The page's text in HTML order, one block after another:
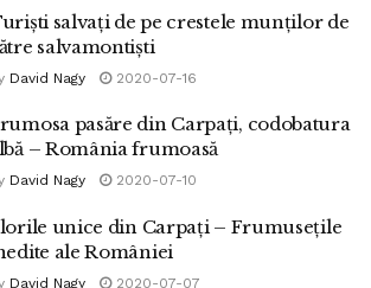
salvați de pe crestele munților de
salvamontiști
David Nagy 2020-07-16
pasăre din Carpați, codobatura
– România frumoasă
David Nagy 2020-07-10
unice din Carpați – Frumusețile
ale României
David Nagy 2020-07-07